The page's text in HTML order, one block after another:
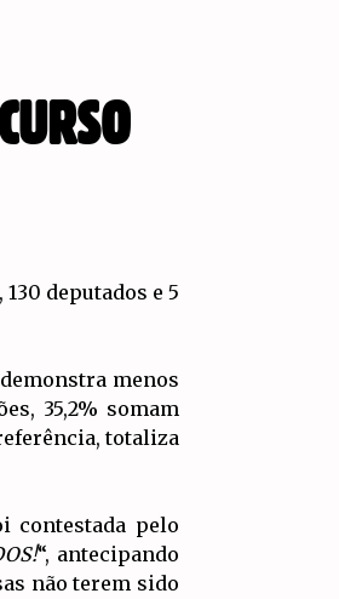
deputados e 5
menos
35,2% somam
totaliza
contestada pelo
“, antecipando
não terem sido